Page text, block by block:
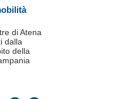
di Atena
dalla
della